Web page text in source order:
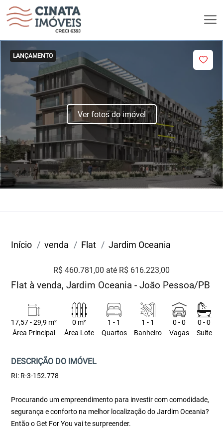
LANÇAMENTO
Ver fotos do imóvel
Início venda Flat Jardim Oceania
R$ 460.781,00 até R$ 616.223,00
Flat à venda, Jardim Oceania - João Pessoa/PB
17,57 - 29,9 m²
Área Principal
0 m²
Área Lote
1 - 1
Quartos
1 - 1
Banheiro
0 - 0
Vagas
0 - 0
Suite
DESCRIÇÃO DO IMÓVEL
RI: R-3-152.778
Procurando um empreendimento para investir com comodidade,
segurança e conforto na melhor localização do Jardim Oceania?
Então o Get For You vai te surpreender.